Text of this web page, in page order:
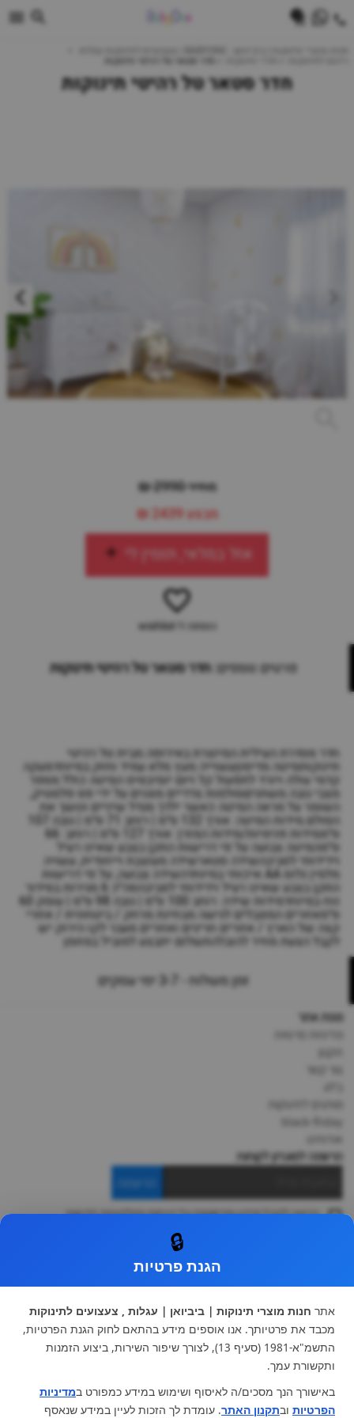
חדר סטאר טל רהיטי תינוקות
מחיר 2990 ₪
מבצע2439 ₪
אזל במלאי, תזמין לי
הוספה ל-wishlist
פרטים נוספים:חדר סטאר טל רהיטי תינוקות
חדר מסדרת העילית המיוצרת באירופה מבית טל רהיטי
תינוקותמיטה מדיסוןעשוייה מעץ מלא עמיד וחזק במיוחדמעקה
קדמי עולה ויורד לתפעול קל ויום יומיבסיס המיטה כולל מספר
מצבי גובה משתניםסולמות צדדיים מוגנים על ידי פס פלסטיק,
השומר על מראה המיטה כאשר ילדך מגדל שיניים ונושך את
הסולם.מידות המיטה: אורך 132 ס״מ | רוחב 71 ס״מ | גובה 107
ס״ממידות פנימיות/מידות המזרן: אורך 127 ס״מ | רוחב: 66
ס״מהמיטה צבועה על פי דרישות התקן בצבע שאינו רעיל
וידידותי לסביבהשידה סטארשידה מעוצבת וייחודית, עשויה
מלמין גלוס AA איכותי במיוחדהשידה צבועה, על פי דרישות
התקן בצבע שאינו רעיל וידידותי לסביבהסה״כ 6 מגירות בסידור
נוח במיוחדמידות שידה: רוחב 100 ס״מ | גובה 98 ס״מ | עומק 60
ס״מאזורים המוגבלים לגישה מבחינת מרחק / ביטחונית / אזורי
קצה של הארץ / אזורים חריגים ואזורים מעבר לקו הירוק יש
לקבל הצעת מחיר להובלהתשלום יתבצע למוביל במזומן
זמן משלוח - 3-7 ימי עסקים
מפת אתר
צור קשר
מותגים לתינוקות
black-friday
אודותינו
הרשמה למועדון לקוחות
הרשמה
ברצוני לקבל מידע ופרסומות על הנחות וקולקציות חדשות
עגלות וטיולונים
כיסא בטיחות ואביזרים
ריהוט לתינוקות
מצעים למיטת תינוק וטקסטיל
צעצועי ילדים
על גלגלים
הנקה והאכלה
מוצרי אמבטיה
מוזמנים לבקר אותנו:
🔒
הגנת פרטיות
אתר חנות מוצרי תינוקות | ביביואן | עגלות , צעצועים לתינוקות
מכבד את פרטיותך. אנו אוספים מידע בהתאם לחוק הגנת הפרטיות,
התשמ"א-1981 (סעיף 13), לצורך שיפור השירות, ביצוע הזמנות
ותקשורת עמך.
באישורך הנך מסכים/ה לאיסוף ושימוש במידע כמפורט במדיניות
הפרטיות ובתקנון האתר. עומדת לך הזכות לעיין במידע שנאסף